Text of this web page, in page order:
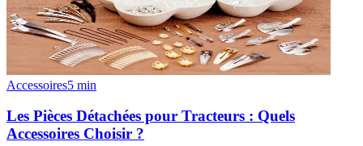
Accessoires5 min
Les Pièces Détachées pour Tracteurs : Quels
Accessoires Choisir ?